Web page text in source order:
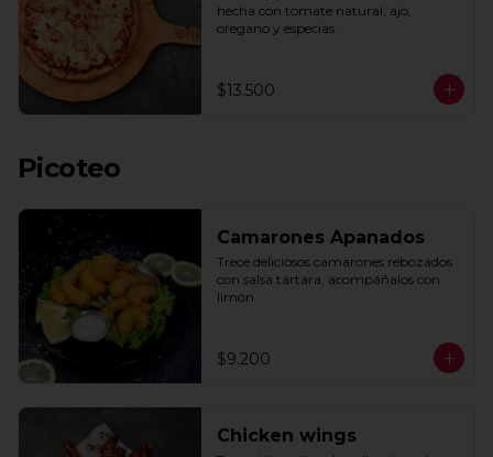
hecha con tomate natural, ajo,
oregano y especias.
$13.500
Picoteo
Camarones Apanados
Trece deliciosos camarones rebozados
con salsa tártara, acompáñalos con
limón.
$9.200
Chicken wings